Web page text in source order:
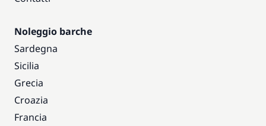
Noleggio barche
Sardegna
Sicilia
Grecia
Croazia
Francia